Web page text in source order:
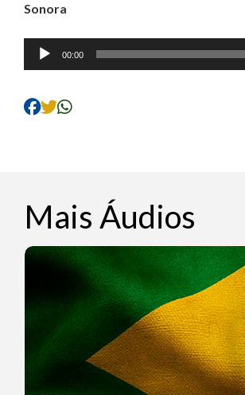
Sonora
Tocador
de
00:00
Mais Áudios